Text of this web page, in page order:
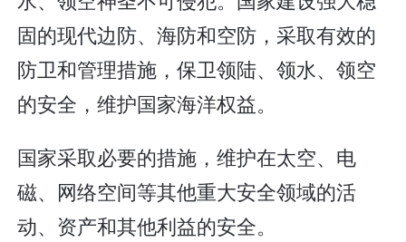
固的现代边防、海防和空防，采取有效的
防卫和管理措施，保卫领陆、领水、领空
的安全，维护国家海洋权益。
国家采取必要的措施，维护在太空、电
磁、网络空间等其他重大安全领域的活
动、资产和其他利益的安全。